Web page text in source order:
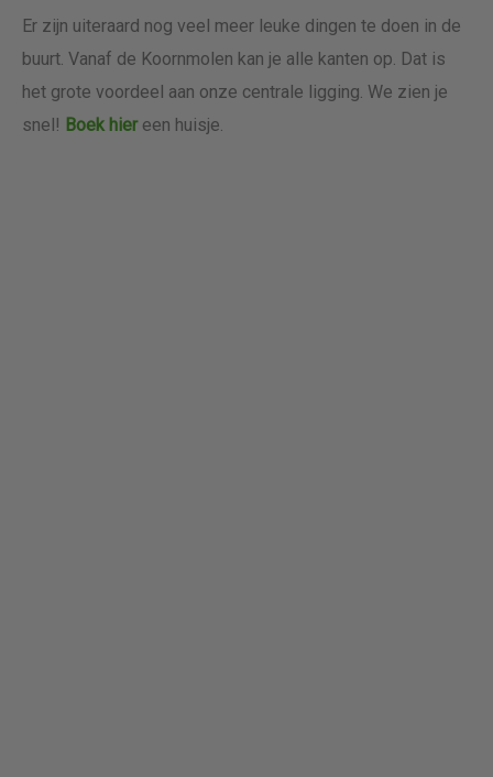
Er zijn uiteraard nog veel meer leuke dingen te doen in de
buurt. Vanaf de Koornmolen kan je alle kanten op. Dat is
het grote voordeel aan onze centrale ligging. We zien je
snel! Boek hiereen huisje.